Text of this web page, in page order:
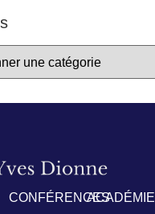
CONFÉRENCESACADÉMIE